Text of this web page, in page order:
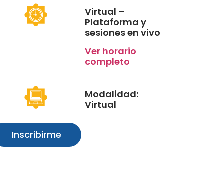
Virtual –
Plataforma y
sesiones en vivo
Ver horario
completo
Modalidad:
Virtual
Inscribirme